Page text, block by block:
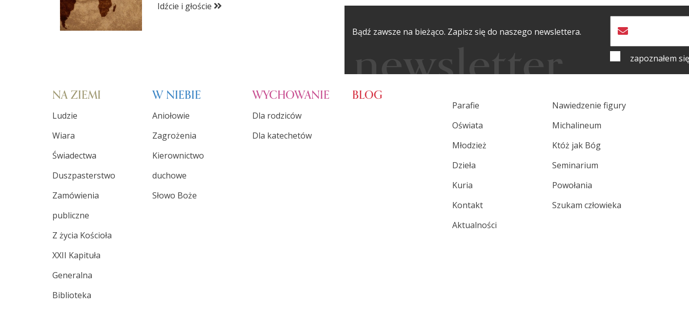
Idźcie i głoście
Bądź zawsze na bieżąco. Zapisz się do naszego newslettera.
zapoznałem
NA ZIEMI
Ludzie
Wiara
Świadectwa
Duszpasterstwo
Zamówienia
publiczne
Z życia Kościoła
XXII Kapituła
Generalna
Biblioteka
W NIEBIE
Aniołowie
Zagrożenia
Kierownictwo
duchowe
Słowo Boże
WYCHOWANIE
Dla rodziców
Dla katechetów
BLOG
Parafie
Oświata
Młodzież
Dzieła
Kuria
Kontakt
Aktualności
Nawiedzenie figury
Michalineum
Któż jak Bóg
Seminarium
Powołania
Szukam człowieka